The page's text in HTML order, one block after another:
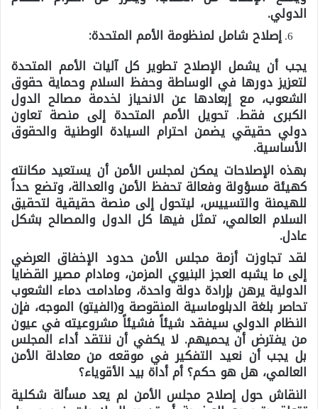
الدولي.
إصلاح شامل لمنظومة الأمم المتحدة:
يجب أن يشمل الإصلاح تطوير كل آليات الأمم المتحدة
لتعزيز دورها في الوساطة وحفظ السلام وحماية حقوق
الشعوب، مع إبعادها عن الانحياز لخدمة مصالح الدول
الكبرى فقط. تحويل الأمم المتحدة إلى منصة تعاون
دولي حقيقي يضمن احترام السيادة الوطنية والحقوق
الأساسية.
بهذه الإصلاحات يمكن لمجلس الأمن أن يستعيد مكانته
كهيئة مسؤولة وفعالة تحفظ الأمن والعدالة، وتضع حداً
للهيمنة والتسييس، ليتحول إلى منصة حقيقية لتحقيق
السلام العالمي، تمثل فيها كل الدول والمصالح بشكل
عادل.
لقد تجاوزت أزمة مجلس الأمن حدود الإخفاق العرضي
إلى ما يشبه العجز البنيوي المزمن، ومادام مصير القضايا
الدولية يرهن بإرادة دولة واحدة، ومادامت دماء الشعوب
تحاصر بلغة الدبلوماسية المنقوصة و(الفيتو) الموجه، فإن
النظام الدولي سيفقد شيئاً فشيئاً مشروعيته في عيون
من يفترض أن يحميهم. لا يكفي أن ننتقد أداء المجلس
بل يجب أن نعيد التفكير في موقعه من معادلة الأمن
العالمي، هل هو حكم؟ أم أداة بيد الأقوياء؟
النقاش حول إصلاح مجلس الأمن لم يعد مسألة شكلية